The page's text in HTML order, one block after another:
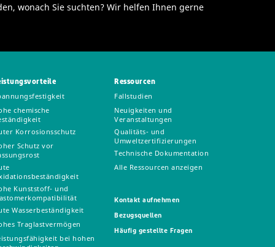
wonach Sie suchten? Wir helfen Ihnen gerne
chemische
Korrosionsschutz
Schutz vor
Kunststoff- und
Wasserbeständigkeit
Traglastvermögen
bei hohen
Ressourcen
Fallstudien
Neuigkeiten und
Veranstaltungen
Qualitäts- und
Umweltzertifizierungen
Technische Dokumentation
Alle Ressourcen anzeigen
Kontakt aufnehmen
Bezugsquellen
Häufig gestellte Fragen